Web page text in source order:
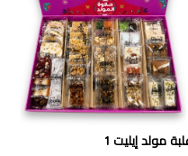
مولد إيليت 1